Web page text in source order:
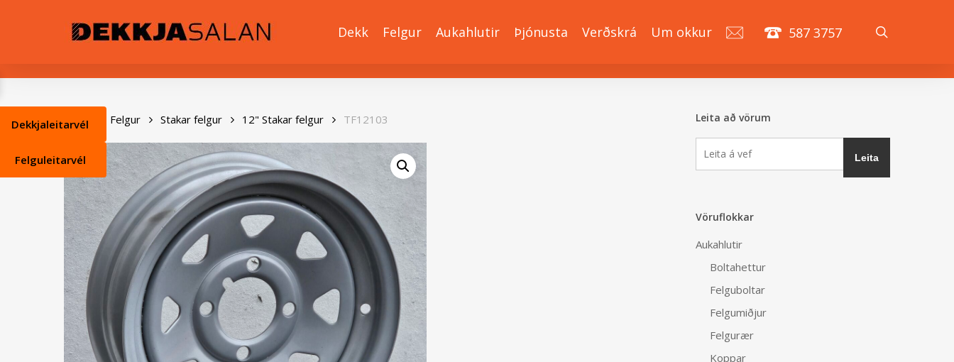
Dekk Felgur Aukahlutir Þjónusta Verðskrá Um okkur 587 3757
Heim Felgur Stakar felgur 12" Stakar felgur TF12103 Leita að vörum
Vöruflokkar
Aukahlutir
Boltahettur
Felguboltar
Felgumiðjur
Felgurær
Koppar
Dekkjaleitarvél
Felguleitarvél